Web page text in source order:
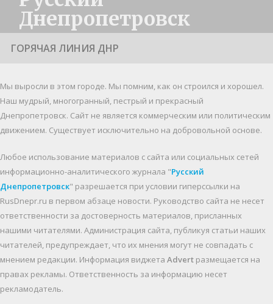
Днепропетровск
ГОРЯЧАЯ ЛИНИЯ ДНР
Мы выросли в этом городе. Мы помним, как он строился и хорошел.
Наш мудрый, многогранный, пестрый и прекрасный
Днепропетровск. Cайт не является коммерческим или политическим
движением. Существует исключительно на добровольной основе.
Любое использование материалов c сайта или социальных сетей
информационно-аналитического журнала "Русский
Днепропетровск" разрешается при условии гиперссылки на
RusDnepr.ru в первом абзаце новости. Руководство сайта не несет
ответственности за достоверность материалов, присланных
нашими читателями. Администрация сайта, публикуя статьи наших
читателей, предупреждает, что их мнения могут не совпадать с
мнением редакции. Информация виджета Advert размещается на
правах рекламы. Ответственность за информацию несет
рекламодатель.